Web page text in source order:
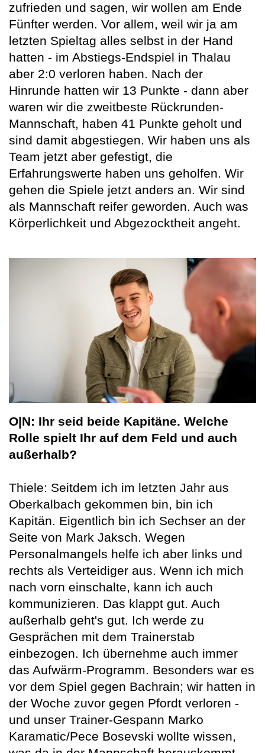
zufrieden und sagen, wir wollen am Ende
Fünfter werden. Vor allem, weil wir ja am
letzten Spieltag alles selbst in der Hand
hatten - im Abstiegs-Endspiel in Thalau
aber 2:0 verloren haben. Nach der
Hinrunde hatten wir 13 Punkte - dann aber
waren wir die zweitbeste Rückrunden-
Mannschaft, haben 41 Punkte geholt und
sind damit abgestiegen. Wir haben uns als
Team jetzt aber gefestigt, die
Erfahrungswerte haben uns geholfen. Wir
gehen die Spiele jetzt anders an. Wir sind
als Mannschaft reifer geworden. Auch was
Körperlichkeit und Abgezocktheit angeht.
O|N: Ihr seid beide Kapitäne. Welche
Rolle spielt Ihr auf dem Feld und auch
außerhalb?
Thiele: Seitdem ich im letzten Jahr aus
Oberkalbach gekommen bin, bin ich
Kapitän. Eigentlich bin ich Sechser an der
Seite von Mark Jaksch. Wegen
Personalmangels helfe ich aber links und
rechts als Verteidiger aus. Wenn ich mich
nach vorn einschalte, kann ich auch
kommunizieren. Das klappt gut. Auch
außerhalb geht's gut. Ich werde zu
Gesprächen mit dem Trainerstab
einbezogen. Ich übernehme auch immer
das Aufwärm-Programm. Besonders war es
vor dem Spiel gegen Bachrain; wir hatten in
der Woche zuvor gegen Pfordt verloren -
und unser Trainer-Gespann Marko
Karamatic/Pece Bosevski wollte wissen,